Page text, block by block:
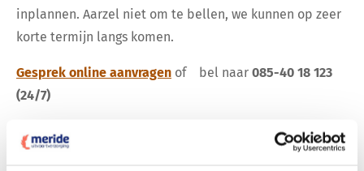
inplannen. Aarzel niet om te bellen, we kunnen op zeer
korte termijn langs komen.
Gesprek online aanvragen of bel naar 085-40 18 123
(24/7)
Hoofdlijnen van de uitvaart